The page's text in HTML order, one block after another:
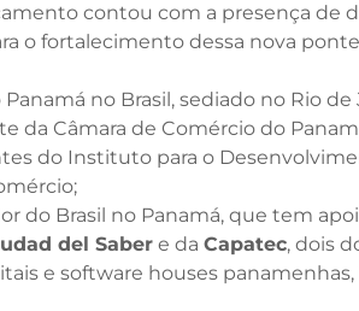
contou com a presença de
o fortalecimento dessa nova
Panamá no Brasil, sediado no Rio de
da Câmara de Comércio do
do Instituto para o
do Brasil no Panamá, que tem
del Saber e da Capatec, dois
e software houses